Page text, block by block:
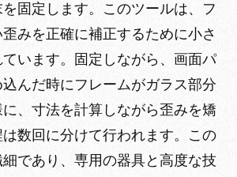
固定します。このツールは、フ
みを正確に補正するために小さ
ています。固定しながら、画面パ
んだ時にフレームがガラス部分
、寸法を計算しながら歪みを矯
数回に分けて行われます。この
であり、専用の器具と高度な技